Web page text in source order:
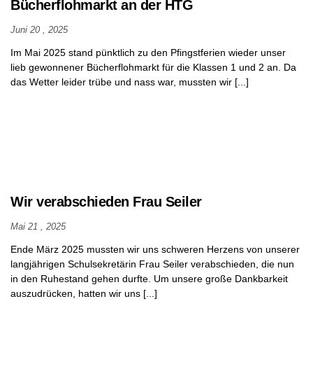
Bücherflohmarkt an der HTG
Juni 20 , 2025
Im Mai 2025 stand pünktlich zu den Pfingstferien wieder unser
lieb gewonnener Bücherflohmarkt für die Klassen 1 und 2 an. Da
das Wetter leider trübe und nass war, mussten wir [...]
Wir verabschieden Frau Seiler
Mai 21 , 2025
Ende März 2025 mussten wir uns schweren Herzens von unserer
langjährigen Schulsekretärin Frau Seiler verabschieden, die nun
in den Ruhestand gehen durfte. Um unsere große Dankbarkeit
auszudrücken, hatten wir uns [...]